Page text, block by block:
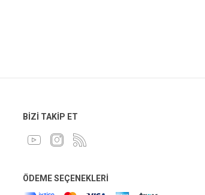
BIZI TAKIP ET
ÖDEME SEÇENEKLERI